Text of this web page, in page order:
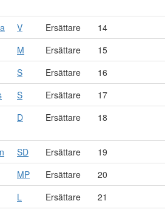
V Ersättare
14
M Ersättare
15
S Ersättare
16
S Ersättare
17
D Ersättare 18
SD Ersättare
19
MP Ersättare
20
L Ersättare
21